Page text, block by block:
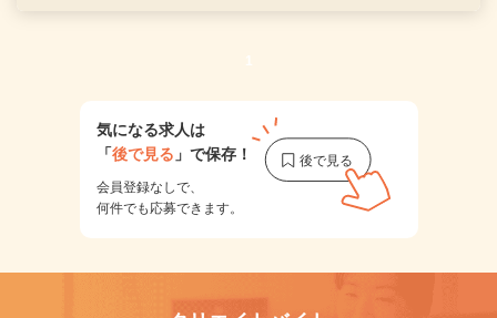
1
気になる求人は
「後で見る 」で保存！
会員登録なしで、
何件でも応募できます。